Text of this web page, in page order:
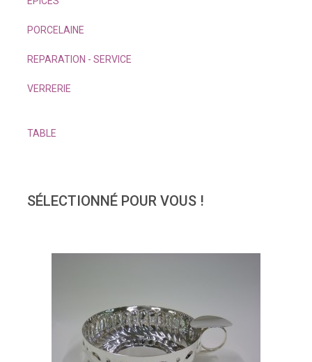
PORCELAINE
REPARATION - SERVICE
VERRERIE
TABLE
SÉLECTIONNÉ POUR VOUS !